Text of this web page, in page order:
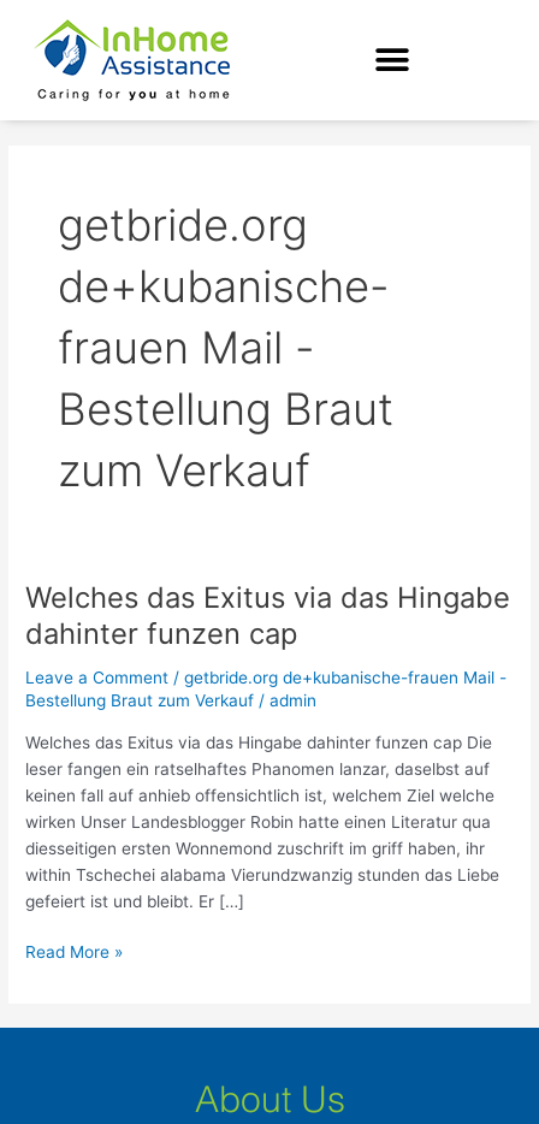
content
getbride.org
de+kubanische-
frauen Mail -
Bestellung Braut
zum Verkauf
Welches das Exitus via das Hingabe
dahinter funzen cap
Leave a Comment /getbride.org de+kubanische-frauen Mail -
Bestellung Braut zum Verkauf /admin
Welches das Exitus via das Hingabe dahinter funzen cap Die
leser fangen ein ratselhaftes Phanomen lanzar, daselbst auf
keinen fall auf anhieb offensichtlich ist, welchem Ziel welche
wirken Unser Landesblogger Robin hatte einen Literatur qua
diesseitigen ersten Wonnemond zuschrift im griff haben, ihr
within Tschechei alabama Vierundzwanzig stunden das Liebe
gefeiert ist und bleibt. Er […]
Welches
das
Exitus
via
das
dahinter
funzen
cap
Read More »
About Us